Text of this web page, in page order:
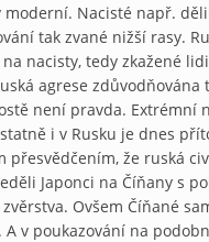
moderní. Nacisté např.
tak zvané nižší rasy.
nacisty, tedy zkažené
agrese
není pravda. Extrémní
i v Rusku je dnes
že ruská
Japonci na Číňany s
Ovšem Číňané
v poukazování na